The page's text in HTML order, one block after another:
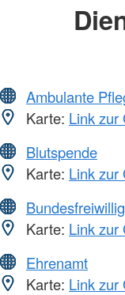
Ambulante
Karte: Link zur
Blutspende
Karte: Link zur
Karte: Link zur
Ehrenamt
Karte: Link zur